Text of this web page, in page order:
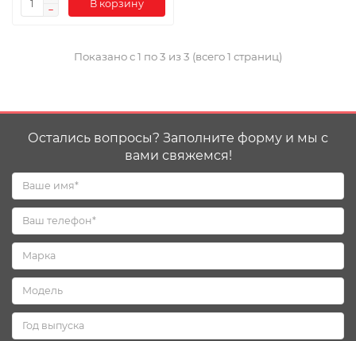
В корзину
Показано с 1 по 3 из 3 (всего 1 страниц)
Остались вопросы? Заполните форму и мы с
вами свяжемся!